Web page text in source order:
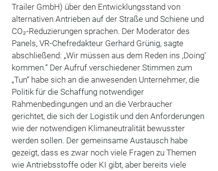
Trailer GmbH) über den Entwicklungsstand von
alternativen Antrieben auf der Straße und Schiene und
CO₂-Reduzierungen sprachen. Der Moderator des
Panels, VR-Chefredakteur Gerhard Grünig, sagte
abschließend: „Wir müssen aus dem Reden ins ‚Doing‘
kommen.“ Der Aufruf verschiedener Stimmen zum
„Tun“ habe sich an die anwesenden Unternehmer, die
Politik für die Schaffung notwendiger
Rahmenbedingungen und an die Verbraucher
gerichtet, die sich der Logistik und den Anforderungen
wie der notwendigen Klimaneutralität bewusster
werden sollen. Der gemeinsame Austausch habe
gezeigt, dass es zwar noch viele Fragen zu Themen
wie Antriebsstoffe oder KI gibt, aber bereits viele